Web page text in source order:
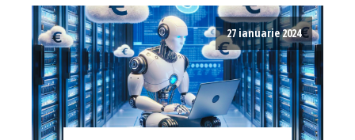
27 ianuarie 2024